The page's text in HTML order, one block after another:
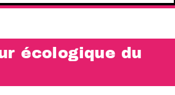
écologique du